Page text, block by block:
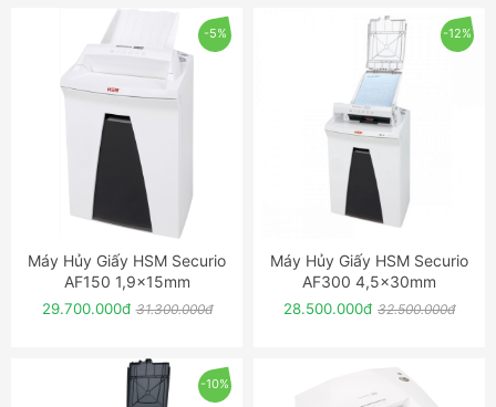
-5%
ĐẶT NGAY
Máy Hủy Giấy HSM Securio
AF150 1,9x15mm
29.700.000đ 31.300.000đ
-12%
ĐẶT NGAY
Máy Hủy Giấy HSM Securio
AF300 4,5x30mm
28.500.000đ 32.500.000đ
-10%